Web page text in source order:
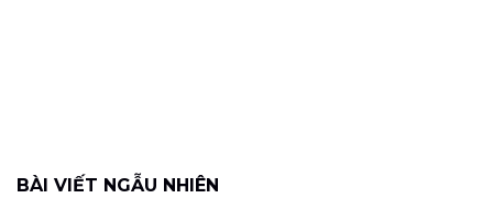
BÀI VIẾT NGẪU NHIÊN